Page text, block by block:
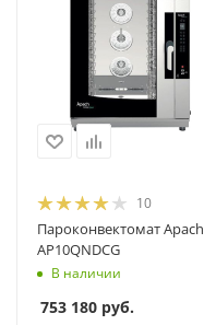
10
Пароконвектомат Apach
AP10QNDCG
В наличии
753 180 руб.